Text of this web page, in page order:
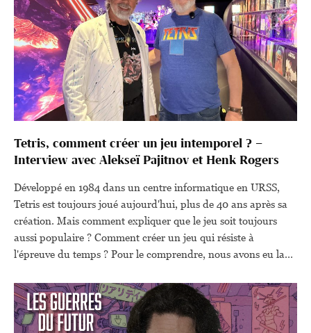
Tetris, comment créer un jeu intemporel ? –
Interview avec Alekseï Pajitnov et Henk Rogers
Développé en 1984 dans un centre informatique en URSS,
Tetris est toujours joué aujourd'hui, plus de 40 ans après sa
création. Mais comment expliquer que le jeu soit toujours
aussi populaire ? Comment créer un jeu qui résiste à
l'épreuve du temps ? Pour le comprendre, nous avons eu la
Henk Rogers le commercial qui a popularisé le jeu dans le
monde entier. Tout ça dans le décor de l'exposition "Video
Game and Music" à la Philharmonie de Paris.